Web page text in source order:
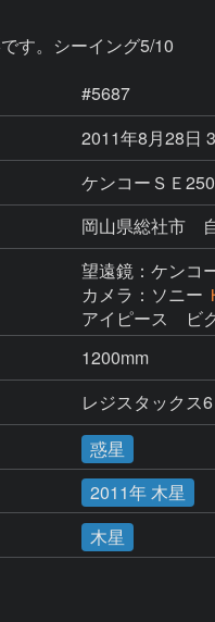
す。シーイング5/10
#5687
2011年8月28日
ケンコーＳＥ
岡山県総社市
望遠鏡：ケンコ
カメラ：ソニー
アイピース　ビ
1200mm
レジスタックス
惑星
2011年 木星
木星